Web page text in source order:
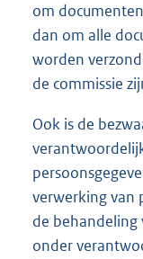
om
dan om alle
worden
de commissie
Ook is de
verwerking van
de behandeling
onder